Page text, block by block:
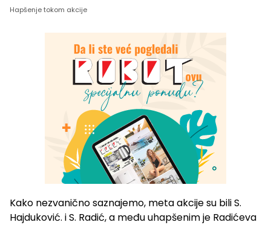
Hapšenje tokom akcije
Kako nezvanično saznajemo, meta akcije su bili S.
Hajduković. i S. Radić, a među uhapšenim je Radićeva